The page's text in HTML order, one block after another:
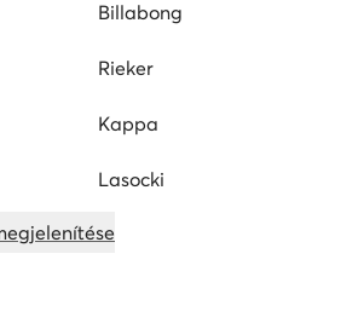
Billabong
Rieker
Kappa
Lasocki